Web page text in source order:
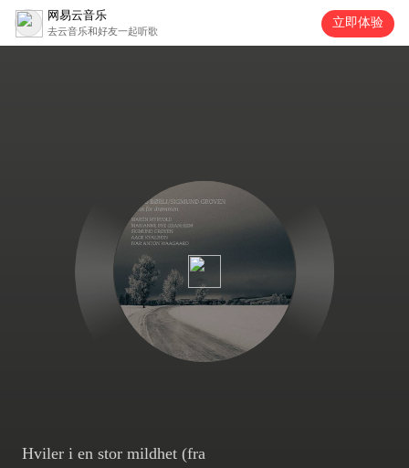
网易云音乐
去云音乐和好友一起听歌
立即体验
Hviler i en stor mildhet (fra